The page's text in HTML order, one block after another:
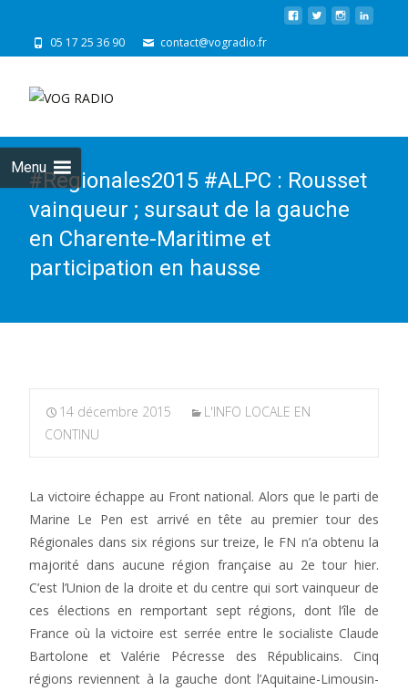
05 17 25 36 90 contact@vogradio.fr
Menu
#Régionales2015 #ALPC : Rousset
vainqueur ; sursaut de la gauche
en Charente-Maritime et
participation en hausse
14 décembre 2015
L'INFO LOCALE EN
CONTINU
La victoire échappe au Front national. Alors que le parti de
Marine Le Pen est arrivé en tête au premier tour des
Régionales dans six régions sur treize, le FN n’a obtenu la
majorité dans aucune région française au 2e tour hier.
C’est l’Union de la droite et du centre qui sort vainqueur de
ces élections en remportant sept régions, dont l’île de
France où la victoire est serrée entre le socialiste Claude
Bartolone et Valérie Pécresse des Républicains. Cinq
régions reviennent à la gauche dont l’Aquitaine-Limousin-